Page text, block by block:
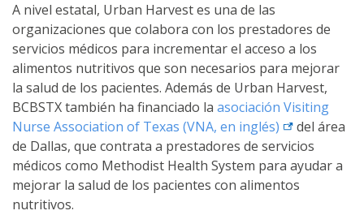
A nivel estatal, Urban Harvest es una de las
organizaciones que colabora con los prestadores de
servicios médicos para incrementar el acceso a los
alimentos nutritivos que son necesarios para mejorar
la salud de los pacientes. Además de Urban Harvest,
BCBSTX también ha financiado la asociación Visiting
Nurse Association of Texas (VNA, en inglés) external link
del área
de Dallas, que contrata a prestadores de servicios
médicos como Methodist Health System para ayudar a
mejorar la salud de los pacientes con alimentos
nutritivos.